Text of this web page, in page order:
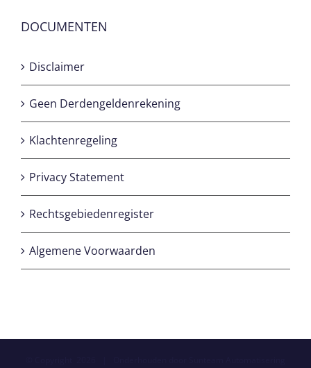
DOCUMENTEN
Disclaimer
Geen Derdengeldenrekening
Klachtenregeling
Privacy Statement
Rechtsgebiedenregister
Algemene Voorwaarden